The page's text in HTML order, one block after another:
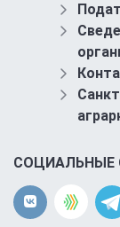
СОЦИАЛЬНЫЕ